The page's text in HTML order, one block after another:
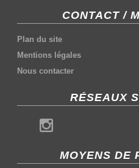
CONTACT /
Plan du site
Mentions légales
Nous contacter
RÉSEAUX
MOYENS DE